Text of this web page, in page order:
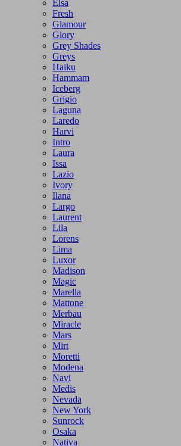
Elsa
Fresh
Glamour
Glory
Grey Shades
Greys
Haiku
Hammam
Iceberg
Grigio
Laguna
Laredo
Harvi
Intro
Laura
Issa
Lazio
Ivory
Ilana
Largo
Laurent
Lila
Lorens
Lima
Luxor
Madison
Magic
Marella
Mattone
Merbau
Miracle
Mars
Mirt
Moretti
Modena
Navi
Medis
Nevada
New York
Sunrock
Osaka
Nativa